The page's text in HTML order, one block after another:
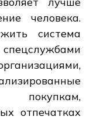
человека.
система
покупкам,
отпечатках